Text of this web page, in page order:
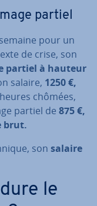
partiel
pour un
de crise, son
partiel à hauteur
salaire, 1250 €,
chômées,
partiel de 875 €,
brut.
son salaire
le